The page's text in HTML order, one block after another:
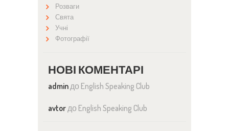
Розваги
Свята
Учні
Фотографії
НОВІ КОМЕНТАРІ
admin до English Speaking Club
avtorдо English Speaking Club